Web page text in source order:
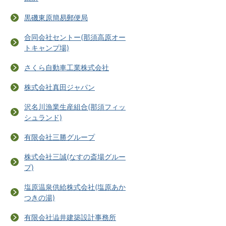
黒磯東原簡易郵便局
合同会社セントー(那須高原オー
トキャンプ場)
さくら自動車工業株式会社
株式会社真田ジャパン
沢名川漁業生産組合(那須フィッ
シュランド)
有限会社三勝グループ
株式会社三誠(なすの斎場グルー
プ)
塩原温泉供給株式会社(塩原あか
つきの湯)
有限会社澁井建築設計事務所